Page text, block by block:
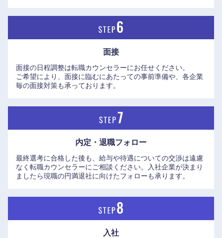
面接
面接の日程調整は転職カウンセラーにお任せください。
ご希望により、面接に臨むにあたっての事前準備や、各企業
毎の面接対策も承っております。
内定・退職フォロー
最終選考に合格した後も、給与や待遇についての交渉は遠慮
なく転職カウンセラーにご相談ください。入社企業が決まり
ましたら現職の円満退社に向けたフォローも承ります。
入社
長崎県
沖縄県